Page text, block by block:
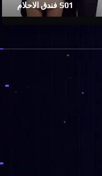
فندق الاحلام S01